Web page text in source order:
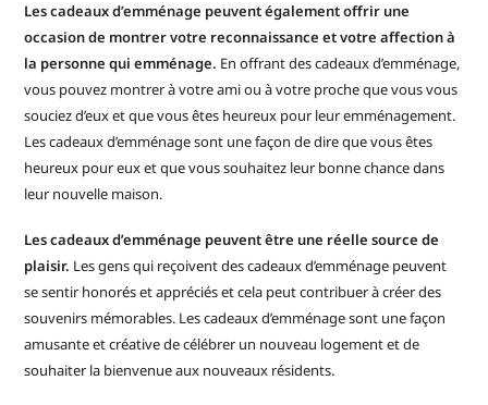
Les cadeaux d’emménage peuvent également offrir une
occasion de montrer votre reconnaissance et votre affection à
la personne qui emménage. En offrant des cadeaux d’emménage,
vous pouvez montrer à votre ami ou à votre proche que vous vous
souciez d’eux et que vous êtes heureux pour leur emménagement.
Les cadeaux d’emménage sont une façon de dire que vous êtes
heureux pour eux et que vous souhaitez leur bonne chance dans
leur nouvelle maison.
Les cadeaux d’emménage peuvent être une réelle source de
plaisir. Les gens qui reçoivent des cadeaux d’emménage peuvent
se sentir honorés et appréciés et cela peut contribuer à créer des
souvenirs mémorables. Les cadeaux d’emménage sont une façon
amusante et créative de célébrer un nouveau logement et de
souhaiter la bienvenue aux nouveaux résidents.